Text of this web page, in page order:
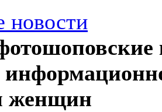
новости
женщин